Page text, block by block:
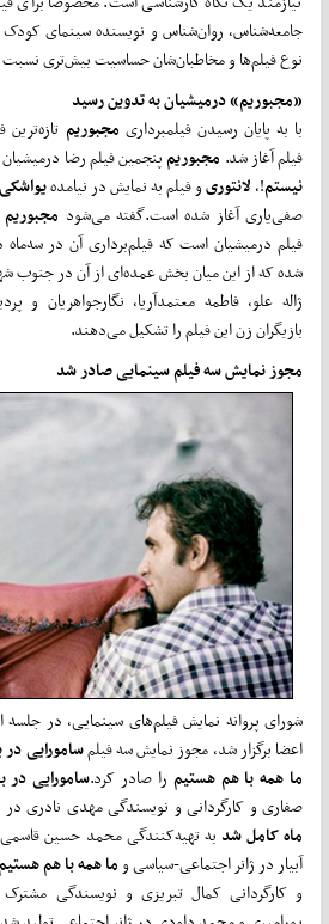
جامعه‌شناس، روان‌شناس و نویسنده سینمای کودک و
نوع فیلم‌ها و مخاطبان‌شان حساسیت بیش‌تری نسبت
«مجبوریم» درمیشیان به تدوین رسید
با به پایان رسیدن فیلمبرداری مجبوریمتازه‌ترین
فیلم آغاز شد.مجبوریمپنجمین فیلم رضا
نیستم!،لانتوریو فیلم به نمایش در نیامدهیواشکی
صفی‌یاری آغاز شده است.گفته می‌شود مجبوریم
فیلم درمیشیان است که فیلم‌برداری آن در سه‌ماه
شده که از این میان بخش عمده‌ای از آن در جنوب
ژاله علو، فاطمه معتمدآریا، نگارجواهریان
بازیگران زن این فیلم را تشکیل می‌دهند.
مجوز نمایش سه فیلم سینمایی صادر شد
شورای پروانه نمایش فیلم‌های سینمایی، در
اعضا برگزار شد، مجوز نمایش سه فیلمسامورایی در
ما همه با هم هستیمرا صادر کرد.سامورایی در
صفاری و کارگردانی و نویسندگی مهدی نادری در
ماه کامل شدبه تهیه‌کنندگی محمد حسین قاسمی،
آبیار در ژانر اجتماعی-سیاسی وما همه با هم هستیم
و کارگردانی کمال تبریزی و نویسندگی